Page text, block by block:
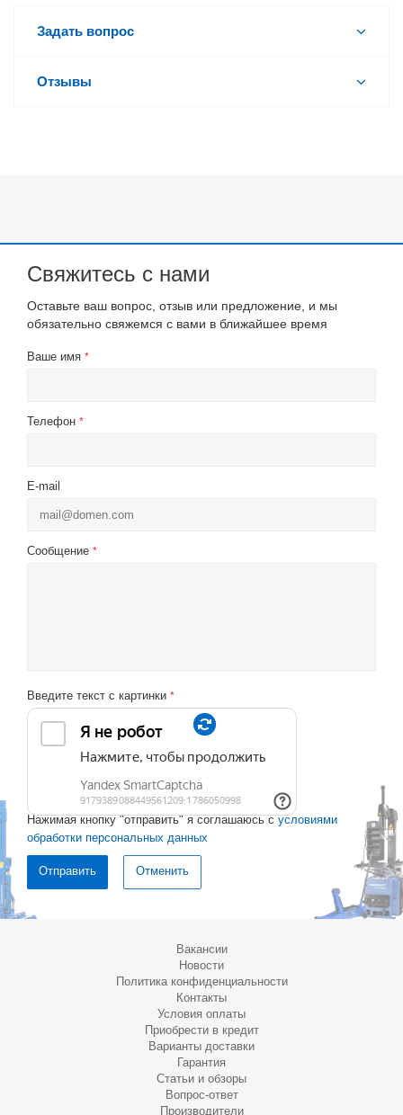
Задать вопрос
Отзывы
Свяжитесь с нами
Оставьте ваш вопрос, отзыв или предложение, и мы
обязательно свяжемся с вами в ближайшее время
Ваше имя *
Телефон *
E-mail
Сообщение *
Введите текст с картинки *
Нажимая кнопку "отправить" я соглашаюсь с условиями
обработки персональных данных
Отменить
Вакансии
Новости
Политика конфиденциальности
Контакты
Условия оплаты
Приобрести в кредит
Варианты доставки
Гарантия
Статьи и обзоры
Вопрос-ответ
Производители